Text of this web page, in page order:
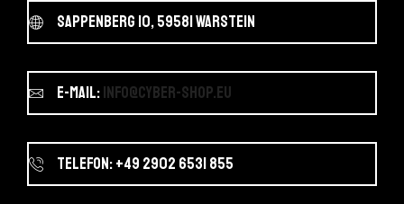
Sappenberg 10, 59581 Warstein
E-Mail:info@cyber-shop.eu
Telefon: +49 2902 6531 855